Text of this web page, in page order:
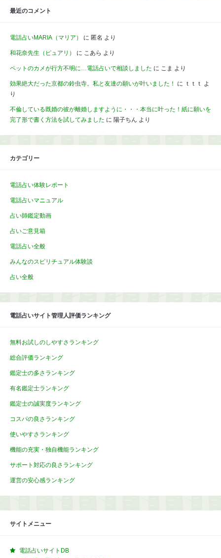
最近のコメント
電話占いMARIA（マリア） に 匿名 より
和花奈先生（ピュアリ） に こあら より
ペットのカメが行方不明に…電話占いで相談しました に こま より
効果絶大だった京都の鈴虫寺。私と友達の願いが叶いました！ に ｔｔｔ よ
り
不倫している既婚の彼が離婚しますように・・・本当に叶った！紙に願いを
完了形で書く方法を試してみました に 陽子ちん より
カテゴリー
電話占い体験レポート
電話占いマニュアル
占い師鑑定動画
占いご意見箱
電話占い全般
みんなのスピリチュアル体験談
占い全般
電話占いサイト管理人評価ランキング
無料お試しのしやすさランキング
総合評価ランキング
鑑定士の多さランキング
有名鑑定士ランキング
鑑定士の誠実度ランキング
コスパの良さランキング
使いやすさランキング
機能の充実・独自機能ランキング
サポート対応の良さランキング
運営の安心感ランキング
サイトメニュー
電話占いサイトDB